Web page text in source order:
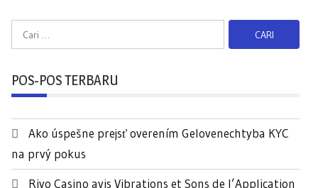
a
u
k
POS-POS TERBARU
Ako úspešne prejsť overením Gelovenechtyba KYC
na prvý pokus
Rivo Casino avis Vibrations et Sons de l’Application